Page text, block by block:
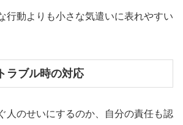
行動よりも小さな気遣いに表れやすい
ラブル時の対応
人のせいにするのか、自分の責任も認